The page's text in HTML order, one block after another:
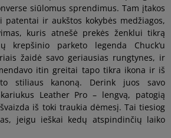
siūlomus sprendimus. Tam įtakos
ir aukštos kokybės medžiagos,
kuris atnešė prekės ženklui tikrą
krepšinio parketo legenda Chuck‘u
žaidė savo geriausias rungtynes, ir
itin greitai tapo tikra ikona ir iš
stiliaus kanoną. Derink juos savo
Leather Pro – lengvą, patogią
iš toki traukia dėmesį. Tai tiesiog
jeigu ieškai kedų atspindinčių laiko